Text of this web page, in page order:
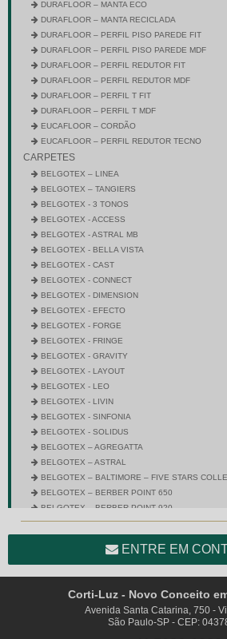
DURAFLOOR – MANTA ECO
DURAFLOOR – MANTA RECICLADA
DURAFLOOR – PERFIL PISO PAREDE FIT
DURAFLOOR – PERFIL PISO PAREDE MDF
DURAFLOOR – PERFIL REDUTOR FIT
DURAFLOOR – PERFIL REDUTOR MDF
DURAFLOOR – PERFIL T FIT
DURAFLOOR – PERFIL T MDF
EUCAFLOOR – CORDÃO
EUCAFLOOR – PERFIL REDUTOR TECNO
CARPETES
BELGOTEX – LINEA
BELGOTEX – TANGIERS
BELGOTEX - 3 TONOS
BELGOTEX - ACCESS
BELGOTEX - ASTRAL MB
BELGOTEX - BELLA VISTA
BELGOTEX - CAST
BELGOTEX - CONNECT
BELGOTEX - DIMENSION
BELGOTEX - EFECTO
BELGOTEX - FORGE
BELGOTEX - FRINGE
BELGOTEX - GRAVITY
BELGOTEX - LAYOUT
BELGOTEX - LEO
BELGOTEX - LIVIN
BELGOTEX - SINFONIA
BELGOTEX - SOLIDUS
BELGOTEX – AGREGATTA
BELGOTEX – ASTRAL
BELGOTEX – BALTIMORE – FIVE STARS
BELGOTEX – BERBER POINT 650
BELGOTEX – BERBER POINT 920
BELGOTEX – BRAVO
BELGOTEX – COLORSTONE
BELGOTEX – ENTRADA
BELGOTEX – EQUINOX
ENTRE EM
Corti-Luz - Novo Conceito
Avenida Santa Catarina, 750 -
São Paulo-SP - CEP: